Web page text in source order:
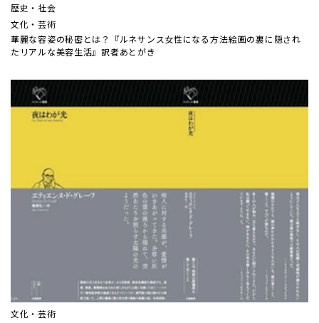
歴史・社会
文化・芸術
華麗な容姿の秘密とは？『ルネサンス女性になる方法――絵画の裏に隠され
たリアルな美容生活』訳者あとがき
文化・芸術